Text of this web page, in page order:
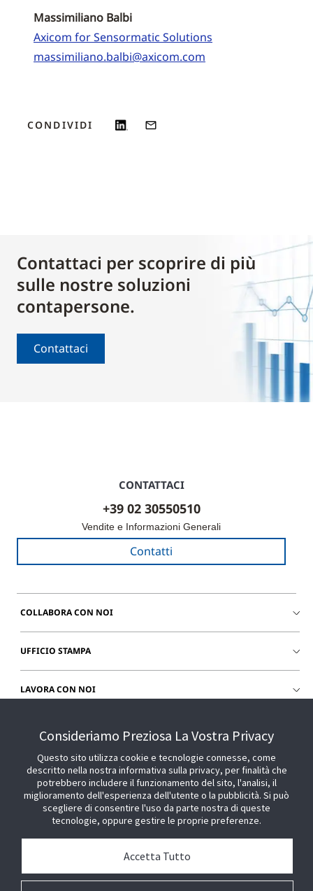
Massimiliano Balbi
Axicom for Sensormatic Solutions
massimiliano.balbi@axicom.com
CONDIVIDI
Contattaci per scoprire di più
sulle nostre soluzioni
contapersone.
Contattaci
CONTATTACI
+39 02 30550510
Vendite e Informazioni Generali
Contatti
COLLABORA CON NOI
UFFICIO STAMPA
LAVORA CON NOI
Consideriamo Preziosa La Vostra Privacy
Questo sito utilizza cookie e tecnologie connesse, come
descritto nella nostra informativa sulla privacy, per finalità che
potrebbero includere il funzionamento del sito, l'analisi, il
miglioramento dell'esperienza dell'utente o la pubblicità. Si può
scegliere di consentire l'uso da parte nostra di queste
tecnologie, oppure gestire le proprie preferenze.
Accetta Tutto